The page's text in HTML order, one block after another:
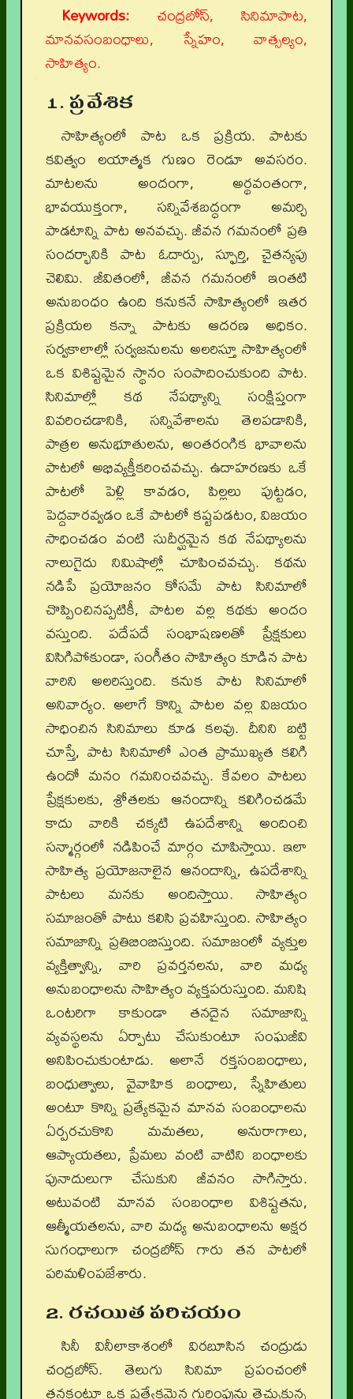
Keywords: చంద్రబోస్, సినిమాపాట,
మానవసంబంధాలు, స్నేహం, వాత్సల్యం,
సాహిత్యం.
1. ప్రవేశిక
సాహిత్యంలో పాట ఒక ప్రక్రియ. పాటకు
కవిత్వం లయాత్మక గుణం రెండూ అవసరం.
మాటలను అందంగా, అర్థవంతంగా,
భావయుక్తంగా, సన్నివేశబద్ధంగా అమర్చి
పాడటాన్ని పాట అనవచ్చు. జీవన గమనంలో ప్రతి
సందర్భానికి పాట ఓదార్పు, స్ఫూర్తి, చైతన్యపు
చెలిమి. జీవితంలో, జీవన గమనంలో ఇంతటి
అనుబంధం ఉంది కనుకనే సాహిత్యంలో ఇతర
ప్రక్రియల కన్నా పాటకు ఆదరణ అధికం.
సర్వకాలాల్లో సర్వజనులను అలరిస్తూ సాహిత్యంలో
ఒక విశిష్టమైన స్థానం సంపాదించుకుంది పాట.
సినిమాల్లో కథ నేపథ్యాన్ని సంక్షిప్తంగా
వివరించడానికి, సన్నివేశాలను తెలపడానికి,
పాత్రల అనుభూతులను, అంతరంగిక భావాలను
పాటలో అభివ్యక్తీకరించవచ్చు. ఉదాహరణకు ఒకే
పాటలో పెళ్లి కావడం, పిల్లలు పుట్టడం,
పెద్దవారవ్వడం ఒకే పాటలో కష్టపడటం, విజయం
సాధించడం వంటి సుదీర్ఘమైన కథ నేపథ్యాలను
నాలుగైదు నిమిషాల్లో చూపించవచ్చు. కథను
నడిపే ప్రయోజనం కోసమే పాట సినిమాలో
చొప్పించినప్పటికీ, పాటల వల్ల కథకు అందం
వస్తుంది. పదేపదే సంభాషణలతో ప్రేక్షకులు
విసిగిపోకుండా, సంగీతం సాహిత్యం కూడిన పాట
వారిని అలరిస్తుంది. కనుక పాట సినిమాలో
అనివార్యం. అలాగే కొన్ని పాటల వల్ల విజయం
సాధించిన సినిమాలు కూడ కలవు. దీనిని బట్టి
చూస్తే, పాట సినిమాలో ఎంత ప్రాముఖ్యత కలిగి
ఉందో మనం గమనించవచ్చు. కేవలం పాటలు
ప్రేక్షకులకు, శ్రోతలకు ఆనందాన్ని కలిగించడమే
కాదు వారికి చక్కటి ఉపదేశాన్ని అందించి
సన్మార్గంలో నడిపించే మార్గం చూపిస్తాయి. ఇలా
సాహిత్య ప్రయోజనాలైన ఆనందాన్ని, ఉపదేశాన్ని
పాటలు మనకు అందిస్తాయి. సాహిత్యం
సమాజంతో పాటు కలిసి ప్రవహిస్తుంది. సాహిత్యం
సమాజాన్ని ప్రతిబింబిస్తుంది. సమాజంలో వ్యక్తుల
వ్యక్తిత్వాన్ని, వారి ప్రవర్తనలను, వారి మధ్య
అనుబంధాలను సాహిత్యం వ్యక్తపరుస్తుంది. మనిషి
ఒంటరిగా కాకుండా తనదైన సమాజాన్ని
వ్యవస్థలను ఏర్పాటు చేసుకుంటూ సంఘజీవి
అనిపించుకుంటాడు. అలానే రక్తసంబంధాలు,
బంధుత్వాలు, వైవాహిక బంధాలు, స్నేహితులు
అంటూ కొన్ని ప్రత్యేకమైన మానవ సంబంధాలను
ఏర్పరచుకొని మమతలు, అనురాగాలు,
ఆప్యాయతలు, ప్రేమలు వంటి వాటిని బంధాలకు
పునాదులుగా చేసుకుని జీవనం సాగిస్తారు.
అటువంటి మానవ సంబంధాల విశిష్టతను,
ఆత్మీయతలను, వారి మధ్య అనుబంధాలను అక్షర
సుగంధాలుగా చంద్రబోస్ గారు తన పాటలో
పరిమళింపజేశారు.
2. రచయిత పరిచయం
సినీ వినీలాకాశంలో విరబూసిన చంద్రుడు
చంద్రబోస్. తెలుగు సినిమా ప్రపంచంలో